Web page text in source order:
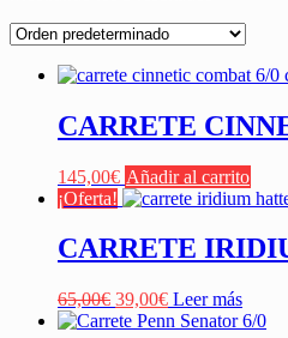
CARRETE
145,00€ Añadir al carrito
¡Oferta!
CARRETE
65,00€ El
precio
39,00€El
precio
Leer más